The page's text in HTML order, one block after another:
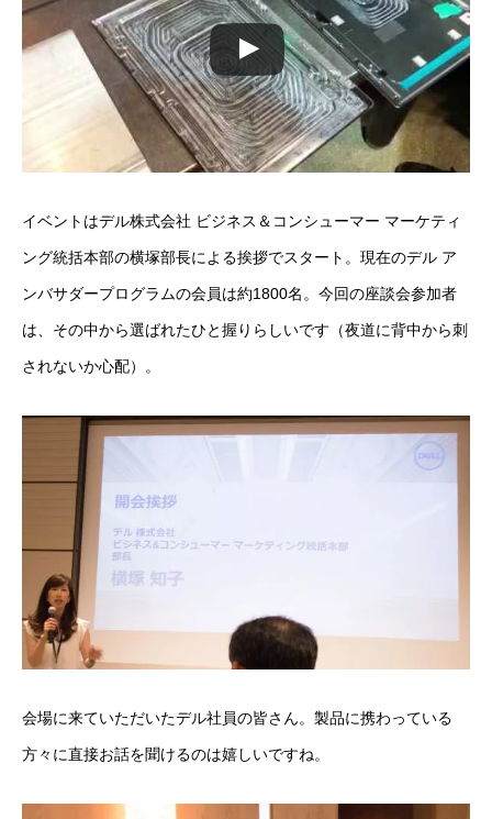
イベントはデル株式会社 ビジネス＆コンシューマー マーケティ
ング統括本部の横塚部長による挨拶でスタート。現在のデル ア
ンバサダープログラムの会員は約1800名。今回の座談会参加者
は、その中から選ばれたひと握りらしいです（夜道に背中から刺
されないか心配）。
会場に来ていただいたデル社員の皆さん。製品に携わっている
方々に直接お話を聞けるのは嬉しいですね。